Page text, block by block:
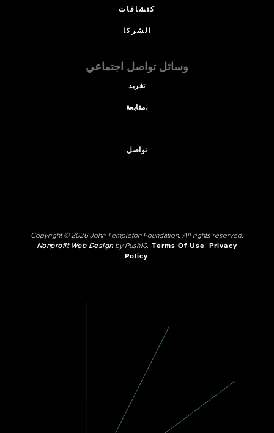
كتشافات
الشركا
وسائل تواصل اجتماعي
تغريد
متابعة،
تواصل
Copyright © 2026 John Templeton Foundation. All rights reserved.
Nonprofit Web Designby Push10. Terms Of Use
Privacy
Policy